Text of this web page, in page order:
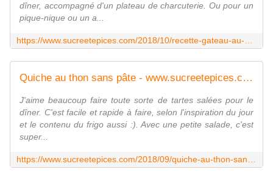
dîner, accompagné d'un plateau de charcuterie. Ou pour un
pique-nique ou un a...
Quiche au thon sans pâte - www.sucreetepices.com
J'aime beaucoup faire toute sorte de tartes salées pour le
dîner. C'est facile et rapide à faire, selon l'inspiration du jour
et le contenu du frigo aussi :). Avec une petite salade, c'est
super...